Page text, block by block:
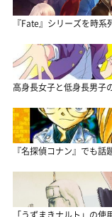
『Fate』シリーズを時
高身長女子と低身長男子
『名探偵コナン』でも